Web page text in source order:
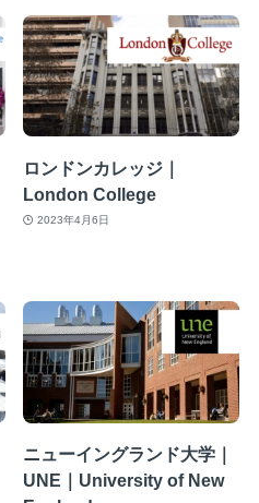
ロンドンカレッジ｜
London College
2023年4月6日
ニューイングランド大学｜
UNE｜University of New